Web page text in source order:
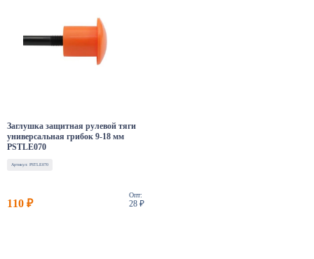
Заглушка защитная рулевой тяги
универсальная грибок 9-18 мм
PSTLE070
Артикул: PSTLE070
110 ₽
Опт:
28 ₽